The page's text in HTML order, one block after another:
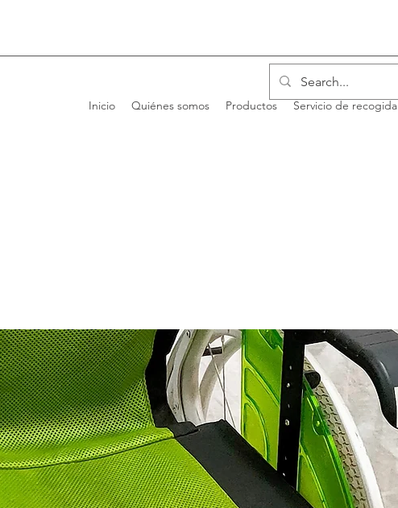
Inicio Quiénes somos Productos Servicio de recogida